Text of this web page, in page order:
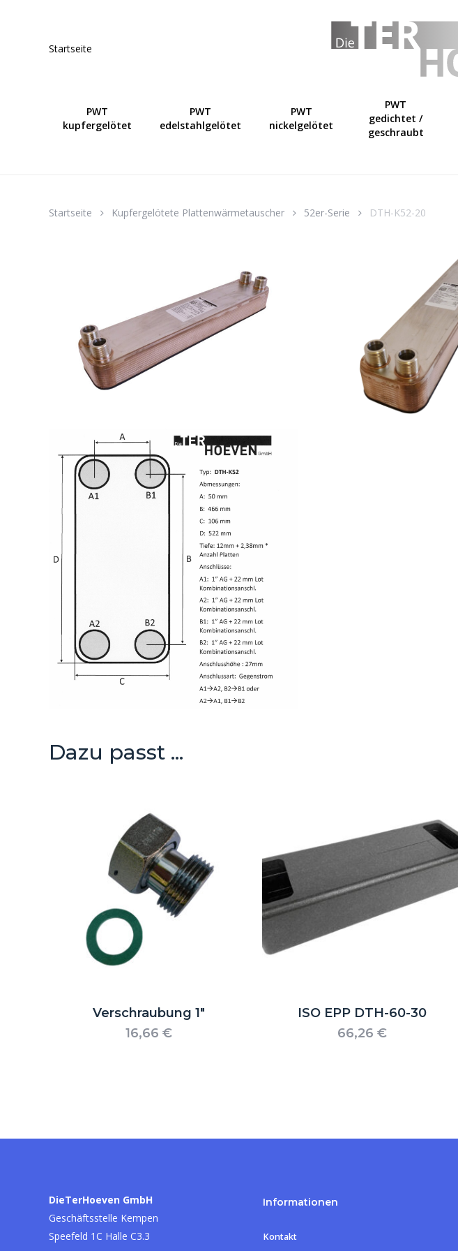
Startseite
PWT
kupfergelötet
PWT
edelstahlgelötet
PWT
nickelgelötet
PWT
gedichtet /
geschraubt
Startseite Kupfergelötete Plattenwärmetauscher 52er-Serie DTH-K52-20
Dazu passt ...
Verschraubung 1″
16,66 €
ISO EPP DTH-60-30
66,26 €
DieTerHoeven GmbH
Geschäftsstelle Kempen
Speefeld 1C Halle C3.3
Informationen
Kontakt